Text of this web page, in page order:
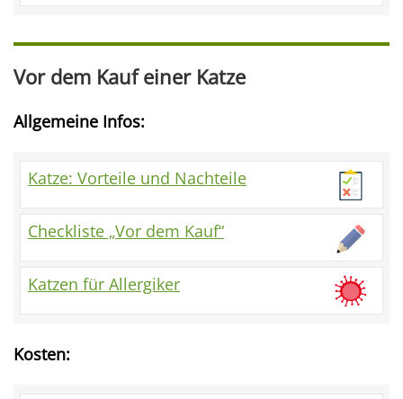
Vor dem Kauf einer Katze
Allgemeine Infos:
Katze: Vorteile und Nachteile
Checkliste „Vor dem Kauf“
Katzen für Allergiker
Kosten: